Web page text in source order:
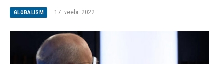
GLOBALISM 17. veebr. 2022